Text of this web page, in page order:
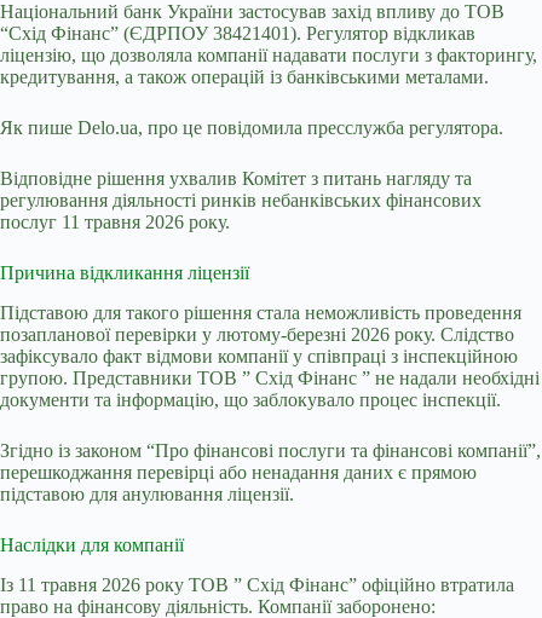
Національний банк України застосував захід впливу до ТОВ
“Схід Фінанс” (ЄДРПОУ 38421401). Регулятор відкликав
ліцензію, що дозволяла компанії надавати послуги з факторингу,
кредитування, а також операцій із банківськими металами.
Як пише Delo.ua, про це повідомила пресслужба регулятора.
Відповідне рішення ухвалив Комітет з питань нагляду та
регулювання діяльності ринків небанківських фінансових
послуг 11 травня 2026 року.
Причина відкликання ліцензії
Підставою для такого рішення стала неможливість проведення
позапланової перевірки у лютому-березні 2026 року. Слідство
зафіксувало факт відмови компанії у співпраці з інспекційною
групою. Представники ТОВ ” Схід Фінанс ” не надали необхідні
документи та інформацію, що заблокувало процес інспекції.
Згідно із законом “Про фінансові послуги та фінансові компанії”,
перешкоджання перевірці або ненадання даних є прямою
підставою для анулювання ліцензії.
Наслідки для компанії
Із 11 травня 2026 року ТОВ ” Схід Фінанс” офіційно втратила
право на фінансову діяльність. Компанії заборонено: